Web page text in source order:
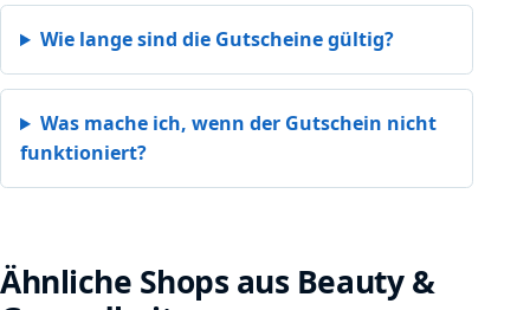
Wie lange sind die Gutscheine gültig?
Was mache ich, wenn der Gutschein nicht
funktioniert?
Ähnliche Shops aus Beauty &